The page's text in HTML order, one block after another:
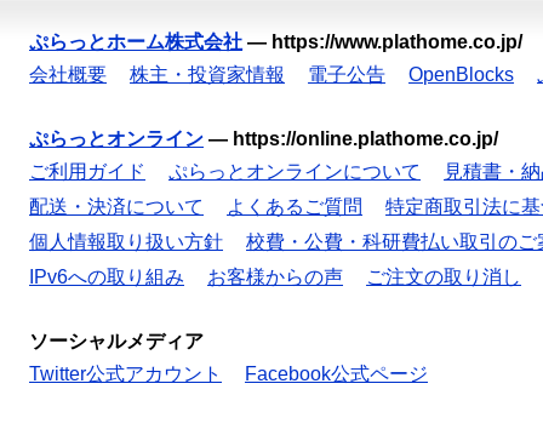
ぷらっとホーム株式会社 — https://www.plathome.co.jp/
会社概要
株主・投資家情報 電子公告 OpenBlocks
ぷらっとオンライン — https://online.plathome.co.jp/
ご利用ガイド
ぷらっとオンラインについて
見積書・
配送・決済について
よくあるご質問
特定商取引法に
個人情報取り扱い方針
校費・公費・科研費払い取引のご
IPv6への取り組み
お客様からの声 ご注文の取り消し
ソーシャルメディア
Twitter公式アカウント
Facebook公式ページ